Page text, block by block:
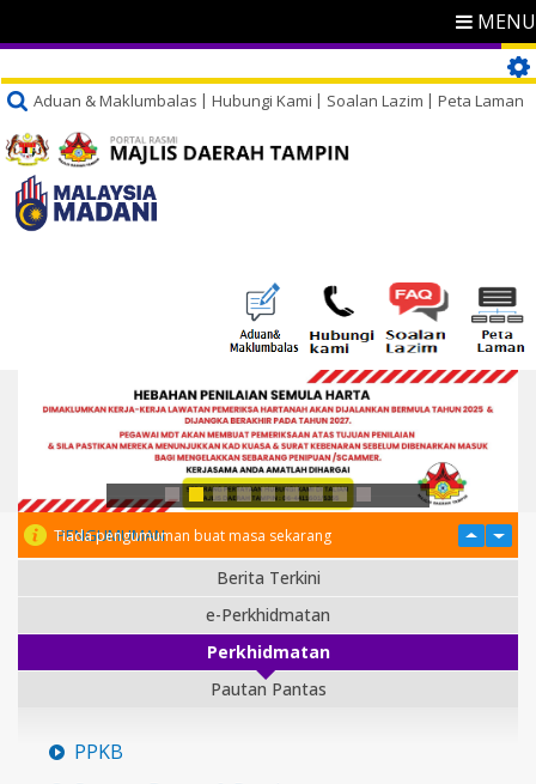
MENU
Aduan & Maklumbalas Hubungi Kami Soalan Lazim Peta Laman
PENGUMUMAN
Tiada pengumuman buat masa sekarang
Berita Terkini
e-Perkhidmatan
Perkhidmatan
Pautan Pantas
PPKB